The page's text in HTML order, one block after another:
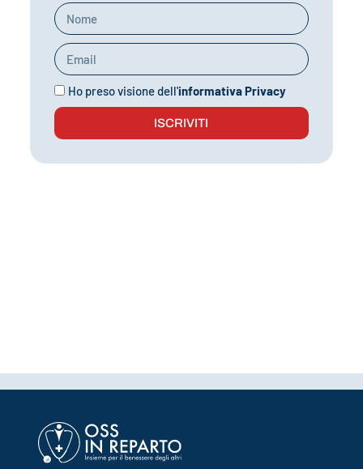
Ho preso visione dell'informativa Privacy
ISCRIVITI